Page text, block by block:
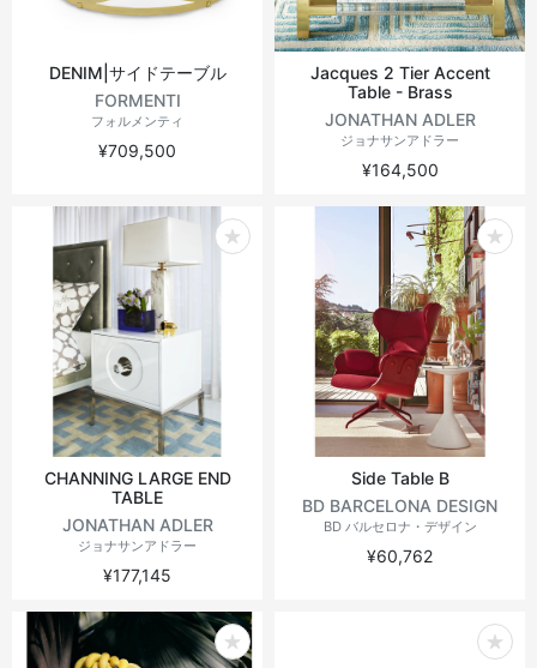
DENIM|サイドテーブル
FORMENTI
フォルメンティ
¥709,500
Jacques 2 Tier Accent
Table - Brass
JONATHAN ADLER
ジョナサンアドラー
¥164,500
CHANNING LARGE END
TABLE
JONATHAN ADLER
ジョナサンアドラー
¥177,145
Side Table B
BD BARCELONA DESIGN
BD バルセロナ・デザイン
¥60,762